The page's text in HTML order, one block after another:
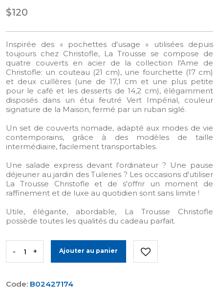
$120
Inspirée des « pochettes d'usage » utilisées depuis
toujours chez Christofle, La Trousse se compose de
quatre couverts en acier de la collection l'Ame de
Christofle: un couteau (21 cm), une fourchette (17 cm)
et deux cuillères (une de 17,1 cm et une plus petite
pour le café et les desserts de 14,2 cm), élégamment
disposés dans un étui feutré Vert Impérial, couleur
signature de la Maison, fermé par un ruban siglé.
Un set de couverts nomade, adapté aux modes de vie
contemporains, grâce à des modèles de taille
intermédiaire, facilement transportables.​
Une salade express devant l'ordinateur ? Une pause
déjeuner au jardin des Tuileries ? Les occasions d'utiliser
La Trousse Christofle et de s'offrir un moment de
raffinement et de luxe au quotidien sont sans limite !​
Utile, élégante, abordable, La Trousse Christofle
possède toutes les qualités du cadeau parfait.
- + Ajouter au panier
Code: B02427174